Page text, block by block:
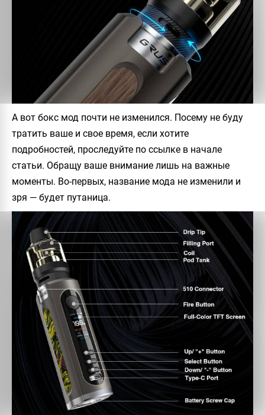
А вот бокс мод почти не изменился. Посему не буду
тратить ваше и свое время, если хотите
подробностей, проследуйте по ссылке в начале
статьи. Обращу ваше внимание лишь на важные
моменты. Во-первых, название мода не изменили и
зря — будет путаница.